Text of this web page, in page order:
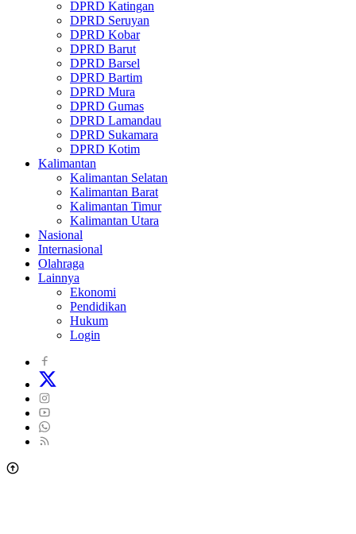
DPRD Katingan
DPRD Seruyan
DPRD Kobar
DPRD Barut
DPRD Barsel
DPRD Bartim
DPRD Mura
DPRD Gumas
DPRD Lamandau
DPRD Sukamara
DPRD Kotim
Kalimantan
Kalimantan Selatan
Kalimantan Barat
Kalimantan Timur
Kalimantan Utara
Nasional
Internasional
Olahraga
Lainnya
Ekonomi
Pendidikan
Hukum
Login